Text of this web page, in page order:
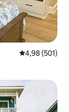
Средна
4,98 (501)